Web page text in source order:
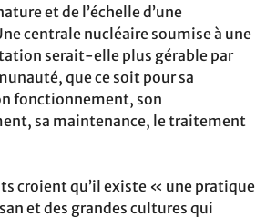
et de l’échelle d’une
centrale nucléaire soumise à une
serait-elle plus gérable par
que ce soit pour sa
fonctionnement, son
sa maintenance, le traitement
croient qu’il existe « une pratique
et des grandes cultures qui